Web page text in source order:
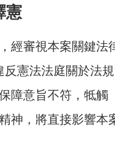
憲
經審視本案關鍵法
憲法法庭關於法
障意旨不符，牴觸
神，將直接影響本